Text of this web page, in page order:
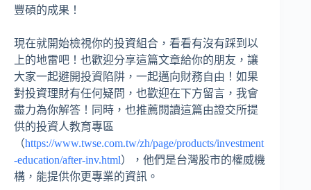
豐碩的成果！
現在就開始檢視你的投資組合，看看有沒有踩到以
上的地雷吧！也歡迎分享這篇文章給你的朋友，讓
大家一起避開投資陷阱，一起邁向財務自由！如果
對投資理財有任何疑問，也歡迎在下方留言，我會
盡力為你解答！同時，也推薦閱讀這篇由證交所提
供的投資人教育專區
（https://www.twse.com.tw/zh/page/products/investment
-education/after-inv.html），他們是台灣股市的權威機
構，能提供你更專業的資訊。